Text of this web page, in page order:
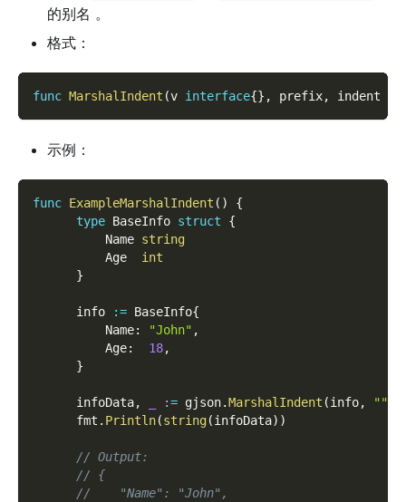
的别名 。
格式：
func MarshalIndent (v interface{} , prefix, indent
示例：
func ExampleMarshalIndent ( )
{
type BaseInfo struct
{
          Name
string
          Age
int
}
      info
:= BaseInfo{
          Name
: "John" ,
          Age
: 18,
}
      infoData
, := gjson.MarshalIndent (info, ""
      fmt
. Println(string(infoData) )
// Output:
// {
//    "Name": "John",